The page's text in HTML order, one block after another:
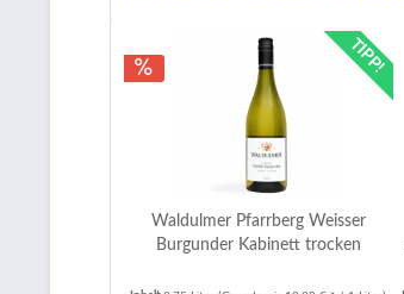
TIPP!
Waldulmer Pfarrberg Weisser
Burgunder Kabinett trocken